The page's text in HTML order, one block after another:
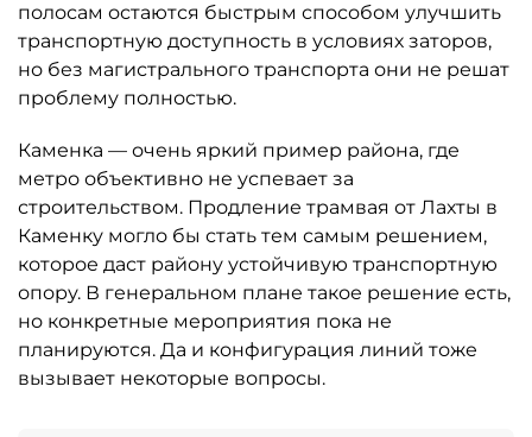
полосам остаются быстрым способом улучшить
транспортную доступность в условиях заторов,
но без магистрального транспорта они не решат
проблему полностью.
Каменка — очень яркий пример района, где
метро объективно не успевает за
строительством. Продление трамвая от Лахты в
Каменку могло бы стать тем самым решением,
которое даст району устойчивую транспортную
опору. В генеральном плане такое решение есть,
но конкретные мероприятия пока не
планируются. Да и конфигурация линий тоже
вызывает некоторые вопросы.